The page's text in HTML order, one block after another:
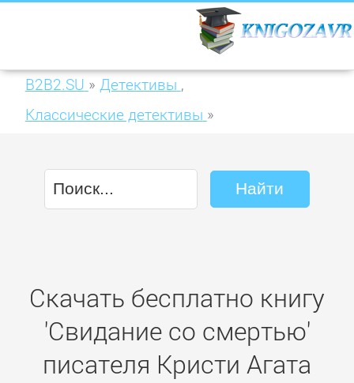
B2B2.SU » Детективы ,
Классические детективы »
Скачать бесплатно книгу
'Свидание со смертью'
писателя Кристи Агата